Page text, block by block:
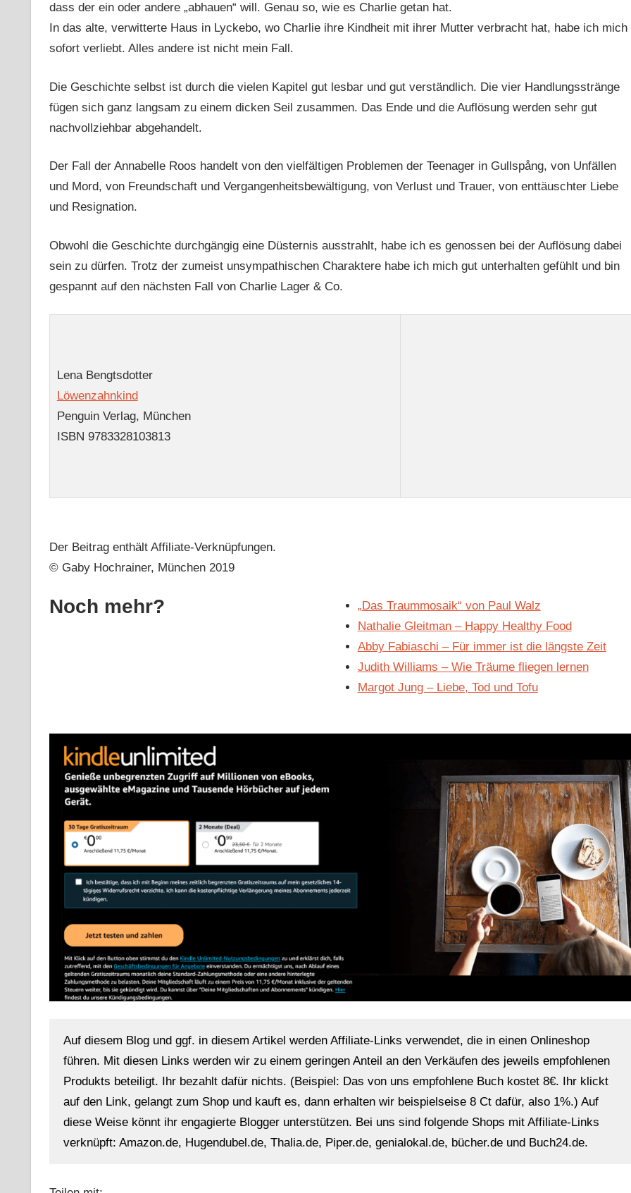
dass der ein oder andere „abhauen“ will. Genau so, wie es Charlie getan hat.
In das alte, verwitterte Haus in Lyckebo, wo Charlie ihre Kindheit mit ihrer Mutter verbracht hat, habe ich mich
sofort verliebt. Alles andere ist nicht mein Fall.
Die Geschichte selbst ist durch die vielen Kapitel gut lesbar und gut verständlich. Die vier Handlungsstränge
fügen sich ganz langsam zu einem dicken Seil zusammen. Das Ende und die Auflösung werden sehr gut
nachvollziehbar abgehandelt.
Der Fall der Annabelle Roos handelt von den vielfältigen Problemen der Teenager in Gullspång, von Unfällen
und Mord, von Freundschaft und Vergangenheitsbewältigung, von Verlust und Trauer, von enttäuschter Liebe
und Resignation.
Obwohl die Geschichte durchgängig eine Düsternis ausstrahlt, habe ich es genossen bei der Auflösung dabei
sein zu dürfen. Trotz der zumeist unsympathischen Charaktere habe ich mich gut unterhalten gefühlt und bin
gespannt auf den nächsten Fall von Charlie Lager & Co.
Lena Bengtsdotter
Löwenzahnkind
Penguin Verlag, München
ISBN 9783328103813
Der Beitrag enthält Affiliate-Verknüpfungen.
© Gaby Hochrainer, München 2019
Noch mehr?
„Das Traummosaik“ von Paul Walz
Nathalie Gleitman – Happy Healthy Food
Abby Fabiaschi – Für immer ist die längste Zeit
Judith Williams – Wie Träume fliegen lernen
Margot Jung – Liebe, Tod und Tofu
Auf diesem Blog und ggf. in diesem Artikel werden Affiliate-Links verwendet, die in einen Onlineshop
führen. Mit diesen Links werden wir zu einem geringen Anteil an den Verkäufen des jeweils empfohlenen
Produkts beteiligt. Ihr bezahlt dafür nichts. (Beispiel: Das von uns empfohlene Buch kostet 8€. Ihr klickt
auf den Link, gelangt zum Shop und kauft es, dann erhalten wir beispielseise 8 Ct dafür, also 1%.) Auf
diese Weise könnt ihr engagierte Blogger unterstützen. Bei uns sind folgende Shops mit Affiliate-Links
verknüpft: Amazon.de, Hugendubel.de, Thalia.de, Piper.de, genialokal.de, bücher.de und Buch24.de.